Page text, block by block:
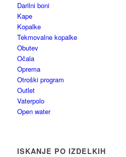
Darilni boni
Kape
Kopalke
Tekmovalne kopalke
Obutev
Očala
Oprema
Otroški program
Outlet
Vaterpolo
Open water
ISKANJE PO IZDELKIH